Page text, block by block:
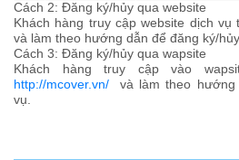
Cách 2: Đăng ký/hủy qua website
Khách hàng truy cập website dịch vụ
và làm theo hướng dẫn để đăng ký/
Cách 3: Đăng ký/hủy qua wapsite
Khách hàng truy cập vào
http://mcover.vn/ và làm theo hướng
vụ.